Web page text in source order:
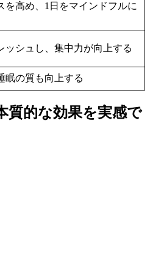
を高め、1日をマインドフルに
ッシュし、集中力が向上する
眠の質も向上する
質的な効果を実感で